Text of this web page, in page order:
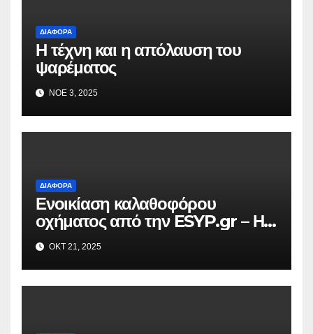
ΔΙΆΦΟΡΑ
Η τέχνη και η απόλαυση του
ψαρέματος
ΝΟΈ 3, 2025
ΔΙΆΦΟΡΑ
Ενοικίαση καλαθοφόρου
οχήματος από την ESYP.gr – Η
αξιόπιστη λύση για κάθε εργασία
σε ύψος
ΟΚΤ 21, 2025